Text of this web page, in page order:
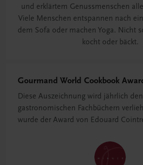
und erklärtem Genussmenschen
Viele Menschen entspannen nach
dem Sofa oder machen Yoga. Nicht
kocht oder bäckt.
Gourmand World Cookbook
Diese Auszeichnung wird jährlich
gastronomischen Fachbüchern
wurde der Award von Edouard